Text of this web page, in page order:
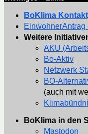
BoKlima
EinwohnerAntrag
Weitere
AKU
Bo-Aktiv
Netzwerk
BO-
(auch mit
BoKlima in den
Mastodon